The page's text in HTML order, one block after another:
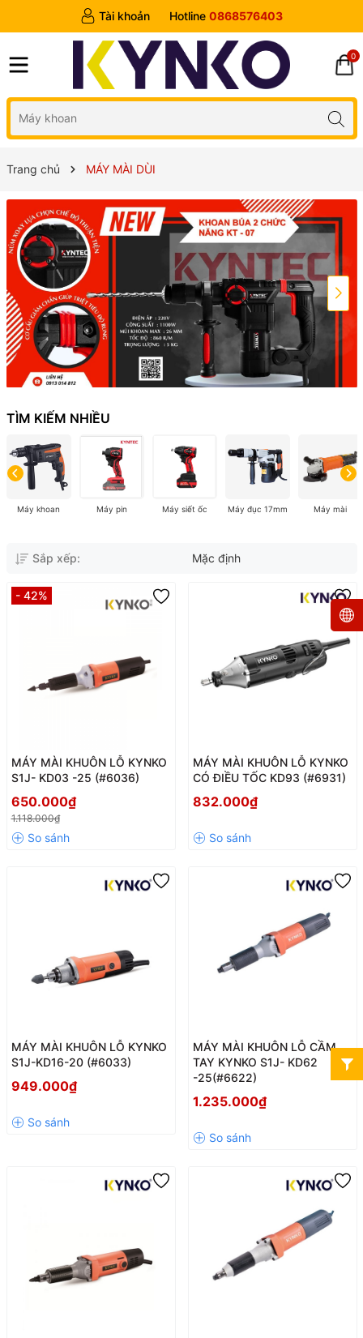
Tài khoản Hotline 0868576403
0
Trang chủ MÁY MÀI DÙI
TÌM KIẾM NHIỀU
Máy khoan Máy pin Máy siết ốc Máy đục 17mm Máy mài
Sắp xếp: Mặc định
- 42%
MÁY MÀI KHUÔN LỖ KYNKO
S1J- KD03 -25 (#6036)
650.000₫
1.118.000₫
MÁY MÀI KHUÔN LỖ KYNKO
CÓ ĐIỀU TỐC KD93 (#6931)
832.000₫
MÁY MÀI KHUÔN LỖ KYNKO
S1J-KD16-20 (#6033)
949.000₫
MÁY MÀI KHUÔN LỖ CẦM
TAY KYNKO S1J- KD62
-25(#6622)
1.235.000₫